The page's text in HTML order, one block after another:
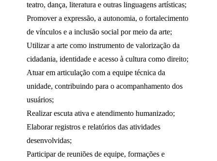
teatro, dança, literatura e outras linguagens artísticas;
Promover a expressão, a autonomia, o fortalecimento
de vínculos e a inclusão social por meio da arte;
Utilizar a arte como instrumento de valorização da
cidadania, identidade e acesso à cultura como direito;
Atuar em articulação com a equipe técnica da
unidade, contribuindo para o acompanhamento dos
usuários;
Realizar escuta ativa e atendimento humanizado;
Elaborar registros e relatórios das atividades
desenvolvidas;
Participar de reuniões de equipe, formações e